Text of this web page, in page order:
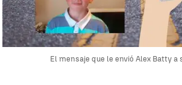
El mensaje que le envió Alex Batty a